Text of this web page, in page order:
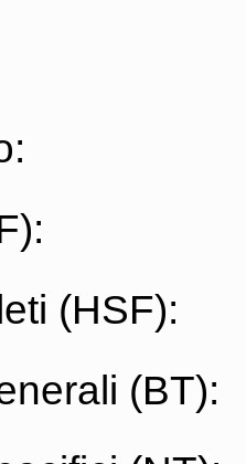
(HSF):
(BT):